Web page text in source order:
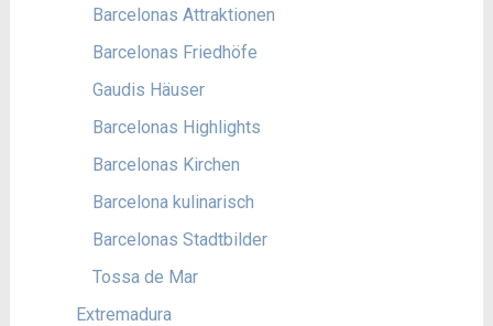
Barcelonas Attraktionen
Barcelonas Friedhöfe
Gaudis Häuser
Barcelonas Highlights
Barcelonas Kirchen
Barcelona kulinarisch
Barcelonas Stadtbilder
Tossa de Mar
Extremadura